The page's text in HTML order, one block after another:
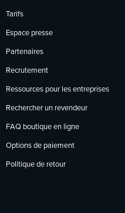
Tarifs
Espace presse
Partenaires
Recrutement
Ressources pour les entreprises
Rechercher un revendeur
FAQ boutique en ligne
Options de paiement
Politique de retour